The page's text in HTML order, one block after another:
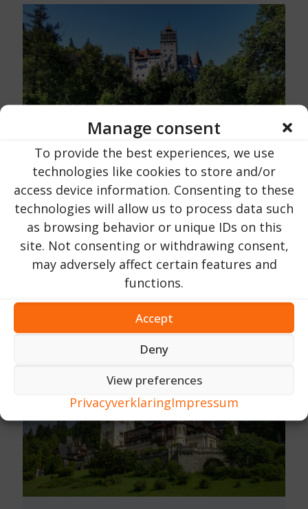
Manage consent
To provide the best experiences, we use
technologies like cookies to store and/or
access device information. Consenting to these
technologies will allow us to process data such
as browsing behavior or unique IDs on this
site. Not consenting or withdrawing consent,
may adversely affect certain features and
functions.
Accept
Deny
View preferences
PrivacyverklaringImpressum
19 Oktober 2023
Graaf Dracula en de erfenis van
Transsylvanië | Het verhaal van Vlad III
Tepes